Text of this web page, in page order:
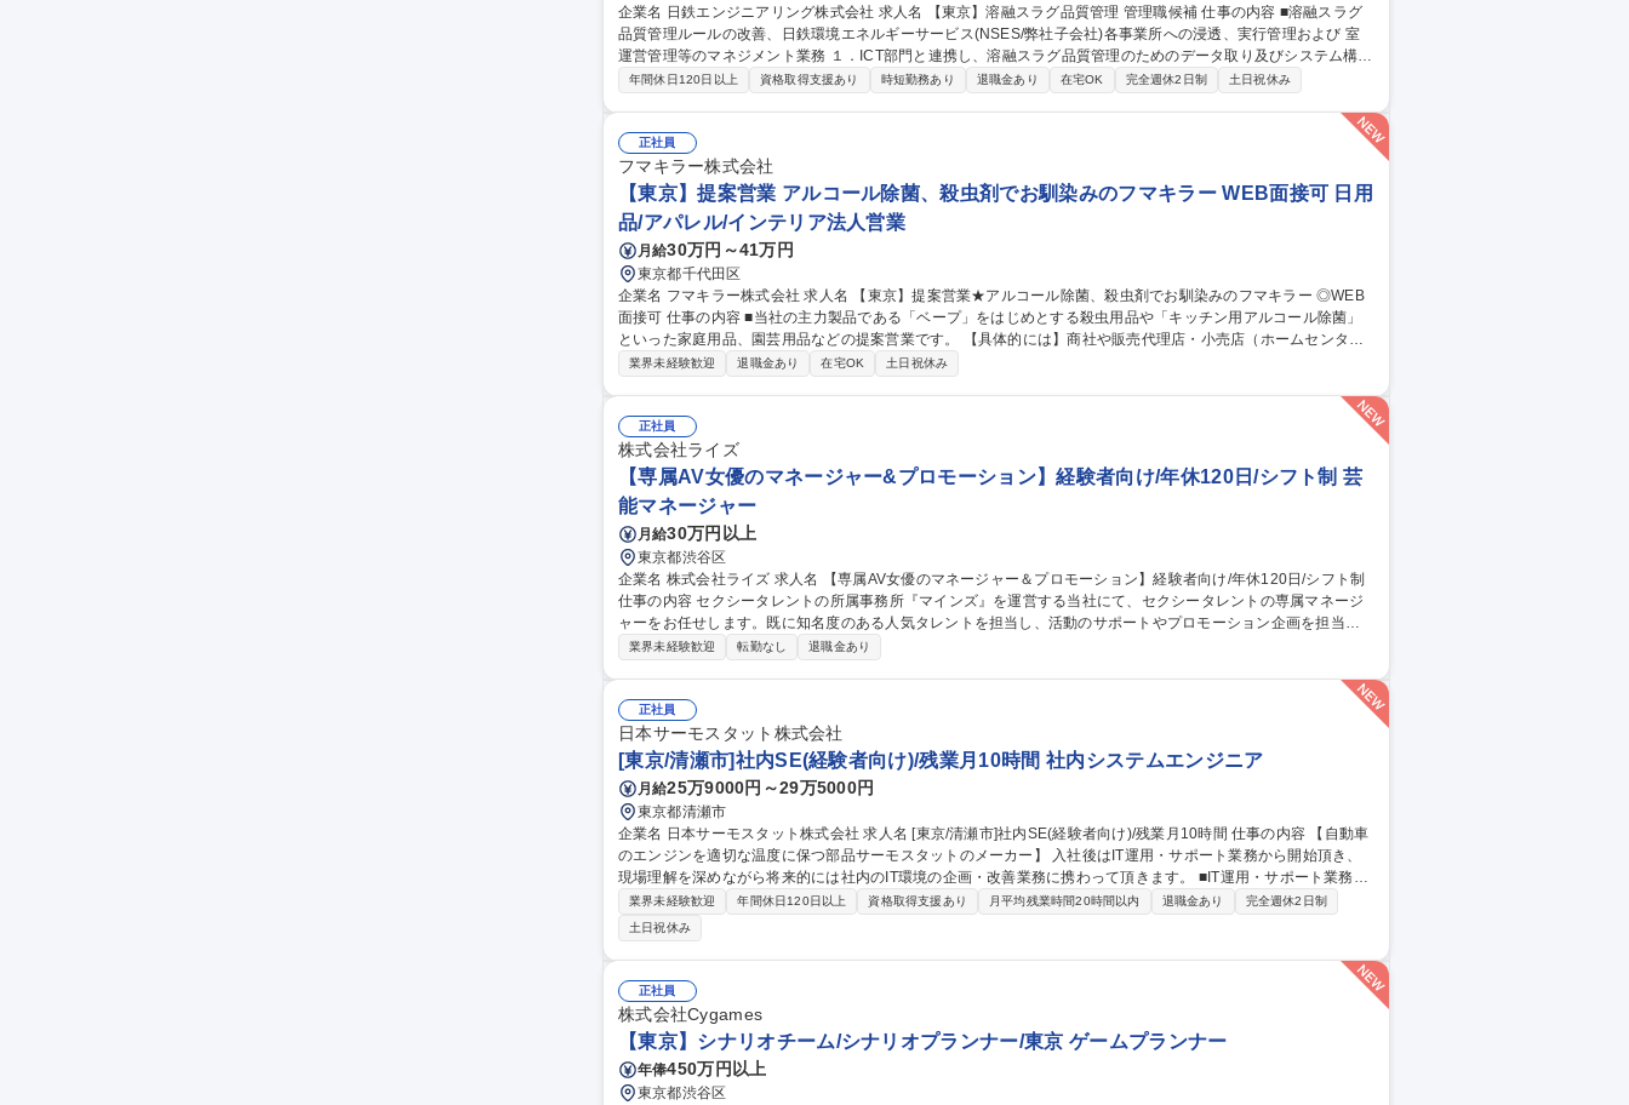
企業名 日鉄エンジニアリング株式会社 求人名 【東京】溶融スラグ品質管理 管理職候補 仕事の内容 ■溶融スラグ
品質管理ルールの改善、日鉄環境エネルギーサービス(NSES/弊社子会社)各事業所への浸透、実行管理および 室
運営管理等のマネジメント業務 １．ICT部門と連携し、溶融スラグ品質管理のためのデータ取り及びシステム構築
２．NSES本社・各事業所と連携し、弊社が進めるスラグ品質管理業務の落とし込み ３．スラグ品質トラブルが
職種 【東京】溶融スラグ品質管理 管理職候補
年間休日120日以上 資格取得支援あり 時短勤務あり 退職金あり 在宅OK 完全週休2日制 土日祝休み
正社員
フマキラー株式会社
【東京】提案営業 アルコール除菌、殺虫剤でお馴染みのフマキラー WEB面接可 日用
品/アパレル/インテリア法人営業
月給30万円～41万円
東京都千代田区
企業名 フマキラー株式会社 求人名 【東京】提案営業★アルコール除菌、殺虫剤でお馴染みのフマキラー ◎WEB
面接可 仕事の内容 ■当社の主力製品である「ベープ」をはじめとする殺虫用品や「キッチン用アルコール除菌」
といった家庭用品、園芸用品などの提案営業です。 【具体的には】商社や販売代理店・小売店（ホームセンタ
ー、スーパー ドラッグストア等 ）への本部商談と店頭での販売促進を中心に担っていただきます。市場や販売動
暮らしを守ることに直結するやりがいのある営業です ■弊社は海外でも殺虫剤事業を展開しております。将来的に
は海外営業としてのキャリア構築も可能です。 募集職種 【東京】提案営業★アルコール除菌、殺虫剤でお馴染み
のフマキラー ◎WEB面接可
業界未経験歓迎 退職金あり 在宅OK 土日祝休み
正社員
株式会社ライズ
【専属AV女優のマネージャー&プロモーション】経験者向け/年休120日/シフト制 芸
能マネージャー
月給30万円以上
東京都渋谷区
企業名 株式会社ライズ 求人名 【専属AV女優のマネージャー＆プロモーション】経験者向け/年休120日/シフト制
仕事の内容 セクシータレントの所属事務所『マインズ』を運営する当社にて、セクシータレントの専属マネージ
ャーをお任せします。既に知名度のある人気タレントを担当し、活動のサポートやプロモーション企画を担当し
ます。 【業務内容】■プロモーション企画 ■外部関係者との調整 ■現場対応 ■スケジュール管理 ■メンタルケア 等
になる瞬間を特等席で見られる経験はここでしか味わえません ■担当女優が活躍すれば活躍するほど、海外イベン
トの同行やバラエティ出演など普段は見ることができない景色を見ることができます。 募集職種 【専属AV女優の
マネージャー＆プロモーション】経験者向け/年休120日/シフト制
業界未経験歓迎 転勤なし 退職金あり
正社員
日本サーモスタット株式会社
[東京/清瀬市]社内SE(経験者向け)/残業月10時間 社内システムエンジニア
月給25万9000円～29万5000円
東京都清瀬市
企業名 日本サーモスタット株式会社 求人名 [東京/清瀬市]社内SE(経験者向け)/残業月10時間 仕事の内容 【自動車
のエンジンを適切な温度に保つ部品サーモスタットのメーカー】 入社後はIT運用・サポート業務から開始頂き、
現場理解を深めながら将来的には社内のIT環境の企画・改善業務に携わって頂きます。 ■IT運用・サポート業務：
PC・IT機器のセットアップ/管理(キッティング)、社内問い合わせ対応(ヘルプデスク)、ソフトウェア導入・運用
(業務ツール等) 、業務運用サポート 、社内IT講習の実施等■IT環境の企画・改善：社内システム・サーバーの構
築・運用 (基幹システム・仮想環境等)、業務効率化ツールの作成・改修及びプログラム対応(AS400/VBScript/RPA
等)、ITインフラの構築・運用、DX推進活動等。 募集職種 [東京/清瀬市]社内SE(経験者向け)/残業月10時間
業界未経験歓迎 年間休日120日以上 資格取得支援あり 月平均残業時間20時間以内 退職金あり
完全週休2日制
土日祝休み
正社員
株式会社Cygames
【東京】シナリオチーム/シナリオプランナー/東京 ゲームプランナー
年俸450万円以上
東京都渋谷区